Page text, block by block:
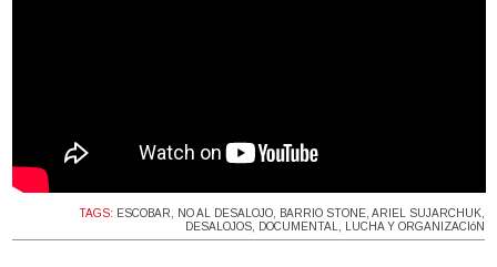
TAGS: ESCOBAR NO AL DESALOJO BARRIO STONE ARIEL SUJARCHUK
DESALOJOS
DOCUMENTAL LUCHA Y ORGANIZACIóN